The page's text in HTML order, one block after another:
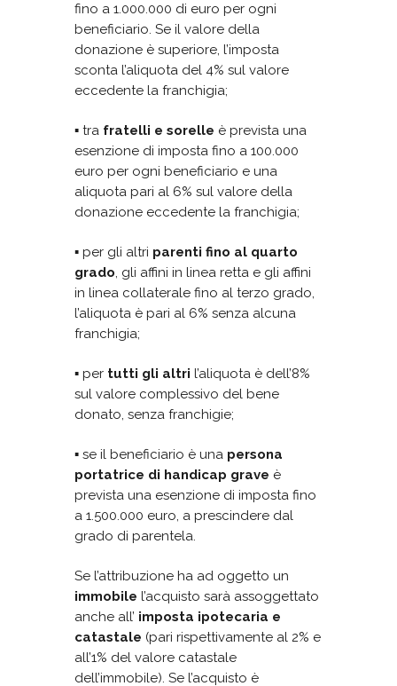
fino a 1.000.000 di euro per ogni
beneficiario. Se il valore della
donazione è superiore, l’imposta
sconta l’aliquota del 4% sul valore
eccedente la franchigia;
▪ tra fratelli e sorelle è prevista una
esenzione di imposta fino a 100.000
euro per ogni beneficiario e una
aliquota pari al 6% sul valore della
donazione eccedente la franchigia;
▪ per gli altri parenti fino al quarto
grado, gli affini in linea retta e gli affini
in linea collaterale fino al terzo grado,
l’aliquota è pari al 6% senza alcuna
franchigia;
▪ per tutti gli altri l’aliquota è dell’8%
sul valore complessivo del bene
donato, senza franchigie;
▪ se il beneficiario è una persona
portatrice di handicap grave è
prevista una esenzione di imposta fino
a 1.500.000 euro, a prescindere dal
grado di parentela.
Se l’attribuzione ha ad oggetto un
immobile l’acquisto sarà assoggettato
anche all’ imposta ipotecaria e
catastale (pari rispettivamente al 2% e
all’1% del valore catastale
dell’immobile). Se l’acquisto è